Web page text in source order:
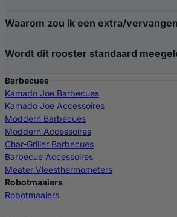
Waarom zou ik een extra/
Wordt dit rooster standaard
Barbecues
Kamado Joe Barbecues
Kamado Joe Accessoires
Moddern Barbecues
Moddern Accessoires
Char-Griller Barbecues
Barbecue Accessoires
Meater Vleesthermometers
Robotmaaiers
Robotmaaiers